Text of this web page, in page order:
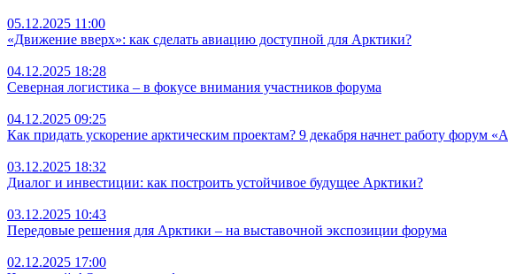
05.12.2025 11:00
«Движение вверх»: как сделать авиацию доступной для Арктики?
04.12.2025 18:28
Северная логистика – в фокусе внимания участников форума
04.12.2025 09:25
Как придать ускорение арктическим проектам? 9 декабря начнет работу форум
03.12.2025 18:32
Диалог и инвестиции: как построить устойчивое будущее Арктики?
03.12.2025 10:43
Передовые решения для Арктики – на выставочной экспозиции форума
02.12.2025 17:00